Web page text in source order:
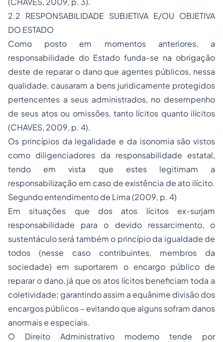
2.2 RESPONSABILIDADE SUBJETIVA E/OU OBJETIVA
DO ESTADO
Como posto em momentos anteriores, a
responsabilidade do Estado funda-se na obrigação
deste de reparar o dano que agentes públicos, nessa
qualidade, causaram a bens juridicamente protegidos
pertencentes a seus administrados, no desempenho
de seus atos ou omissões, tanto lícitos quanto ilícitos
(CHAVES, 2009, p. 4).
Os princípios da legalidade e da isonomia são vistos
como diligenciadores da responsabilidade estatal,
tendo em vista que estes legitimam a
responsabilização em caso de existência de ato ilícito.
Segundo entendimento de Lima (2009, p. 4)
Em situações que dos atos lícitos ex-surjam
responsabilidade para o devido ressarcimento, o
sustentáculo será também o princípio da igualdade de
todos (nesse caso contribuintes, membros da
sociedade) em suportarem o encargo público de
reparar o dano, já que os atos lícitos beneficiam toda a
coletividade; garantindo assim a equânime divisão dos
encargos públicos – evitando que alguns sofram danos
anormais e especiais.
O Direito Administrativo moderno tende por